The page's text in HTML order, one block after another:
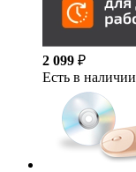
2 099 ₽
Есть в наличии